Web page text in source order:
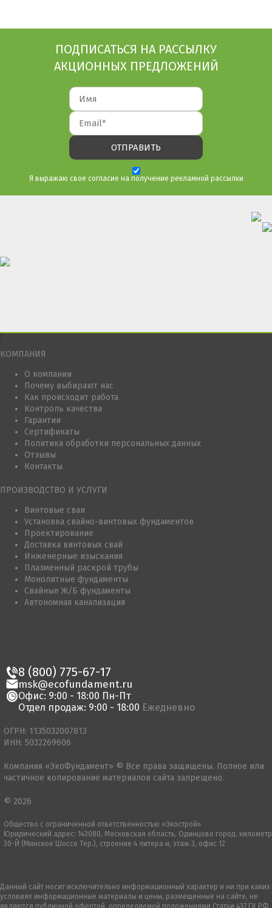
ПОДПИСАТЬСЯ НА РАССЫЛКУ
АКЦИОННЫХ ПРЕДЛОЖЕНИЙ
Я выражаю свое согласие на получение рекламной рассылки
КОМПАНИЯ
О компании
Почему выбирают нас
Как происходит работа
Контроль качества
Гарантии
Сертификаты
Политика обработки персональных данных
Отзывы
Контакты
ПРОИЗВОДСТВО И УСЛУГИ
Винтовые сваи
Установка свайно-винтовых фундаментов
Проектирование
Доставка винтовых свай
Инженерные изыскания
Плазменный раскрой трубы
Монолитные фундаменты
Свайные Ж/Б фундаменты
Автономная канализация
8 (800) 775-67-17
msk@ecofundament.ru
Офис: 9:00 - 18:00 Пн-Пт
Отдел продаж: 9:00 - 18:00 Ежедневно
Общество с ограниченной ответственностью «Экострой»
Юридический адрес: 143080, Московская область, Одинцово город, километр
30-Й (Минское Шоссе Тер.), строение 4 литера и, этаж 3, офис 12
ОГРН: 1135032007813
ИНН: 5032269606
Компания «ЭкоФундамент» © Все права защищены. Полное или
частичное копирование материалов сайта запрещено.
© 2026
Данный сайт носит исключительно информационный характер и ни при каких
условиях информационные материалы и цены, размещенные на сайте, не
являются публичной офертой, определяемой положениями Статьи 437 ГК РФ